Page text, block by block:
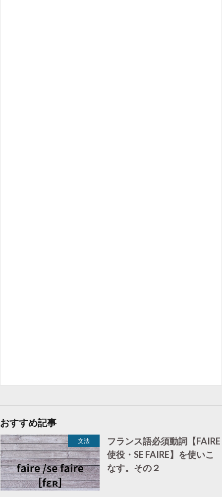
おすすめ記事
文法
フランス語必須動詞【FAIRE
使役・SE FAIRE】を使いこ
なす。その２